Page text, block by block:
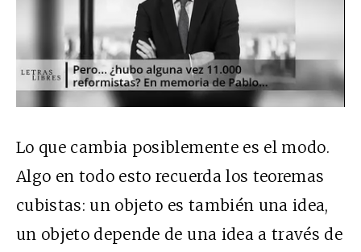
Lo que cambia posiblemente es el modo.
Algo en todo esto recuerda los teoremas
cubistas: un objeto es también una idea,
un objeto depende de una idea a través de